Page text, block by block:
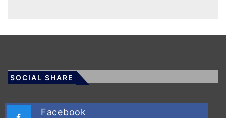
SOCIAL SHARE
Facebook